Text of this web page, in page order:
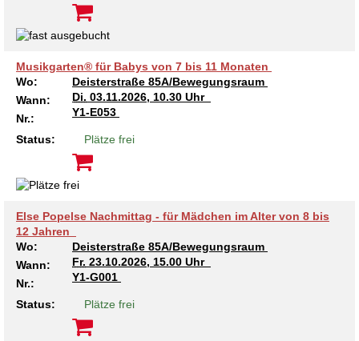
Musikgarten® für Babys von 7 bis 11 Monaten
Wo:
Deisterstraße 85A/Bewegungsraum
Wann:
Di. 03.11.2026, 10.30 Uhr
Nr.:
Y1-E053
Status: Plätze frei
Else Popelse Nachmittag - für Mädchen im Alter von 8 bis
12 Jahren
Wo:
Deisterstraße 85A/Bewegungsraum
Wann:
Fr. 23.10.2026, 15.00 Uhr
Nr.:
Y1-G001
Status: Plätze frei